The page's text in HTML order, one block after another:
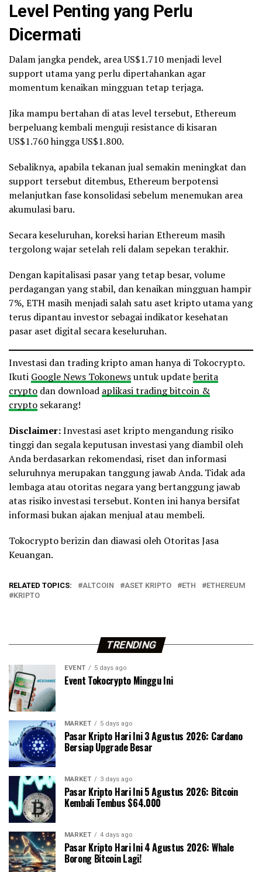
Level Penting yang Perlu
Dicermati
Dalam jangka pendek, area US$1.710 menjadi level
support utama yang perlu dipertahankan agar
momentum kenaikan mingguan tetap terjaga.
Jika mampu bertahan di atas level tersebut, Ethereum
berpeluang kembali menguji resistance di kisaran
US$1.760 hingga US$1.800.
Sebaliknya, apabila tekanan jual semakin meningkat dan
support tersebut ditembus, Ethereum berpotensi
melanjutkan fase konsolidasi sebelum menemukan area
akumulasi baru.
Secara keseluruhan, koreksi harian Ethereum masih
tergolong wajar setelah reli dalam sepekan terakhir.
Dengan kapitalisasi pasar yang tetap besar, volume
perdagangan yang stabil, dan kenaikan mingguan hampir
7%, ETH masih menjadi salah satu aset kripto utama yang
terus dipantau investor sebagai indikator kesehatan
pasar aset digital secara keseluruhan.
Investasi dan trading kripto aman hanya di Tokocrypto.
Ikuti Google News Tokonewsuntuk updateberita
crypto dan download aplikasi trading bitcoin &
crypto sekarang!
Disclaimer:Investasi aset kripto mengandung risiko
tinggi dan segala keputusan investasi yang diambil oleh
Anda berdasarkan rekomendasi, riset dan informasi
seluruhnya merupakan tanggung jawab Anda. Tidak ada
lembaga atau otoritas negara yang bertanggung jawab
atas risiko investasi tersebut. Konten ini hanya bersifat
informasi bukan ajakan menjual atau membeli.
Tokocrypto berizin dan diawasi oleh Otoritas Jasa
Keuangan.
RELATED TOPICS: ALTCOIN ASET KRIPTO ETH
ETHEREUM
KRIPTO
TRENDING
EVENT 5 days ago
Event Tokocrypto Minggu Ini
MARKET 5 days ago
Pasar Kripto Hari Ini 3 Agustus 2026: Cardano
Bersiap Upgrade Besar
MARKET 3 days ago
Pasar Kripto Hari Ini 5 Agustus 2026: Bitcoin
Kembali Tembus $64.000
MARKET 4 days ago
Pasar Kripto Hari Ini 4 Agustus 2026: Whale
Borong Bitcoin Lagi!